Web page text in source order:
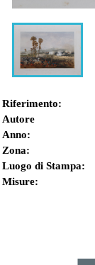
Riferimento:
Autore
Anno:
Zona:
Luogo di Stampa:
Misure: